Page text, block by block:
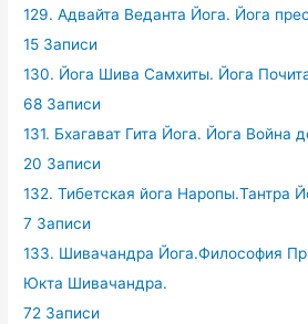
129. Адвайта Веданта Йога. Йога
15 Записи
130. Йога Шива Самхиты. Йога
68 Записи
131. Бхагават Гита Йога. Йога Война
20 Записи
132. Тибетская йога Наропы.Тантра
7 Записи
133. Шивачандра Йога.Философия
Юкта Шивачандра.
72 Записи